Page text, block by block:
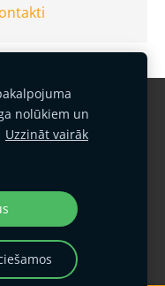
Kontakti
politika
nolūkiem un
Uzzināt vairāk